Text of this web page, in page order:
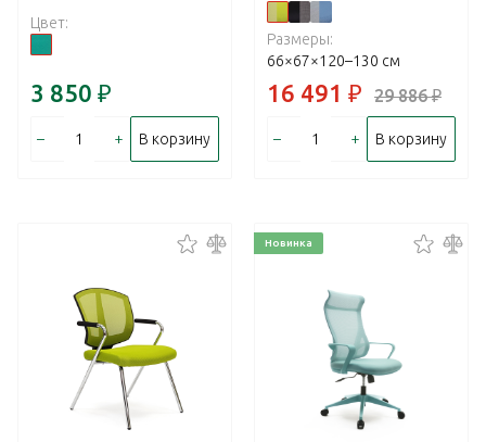
Цвет:
3 850 ₽
– + В корзину
Размеры:
66×67×120–130 см
16 491 ₽ 29 886₽
– + В корзину
Новинка